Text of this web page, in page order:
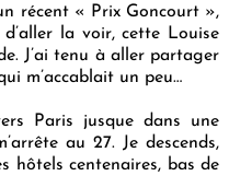
récent « Prix Goncourt »,
la voir, cette Louise
J’ai tenu à aller partager
m’accablait un peu…
Paris jusque dans une
au 27. Je descends,
hôtels centenaires, bas de